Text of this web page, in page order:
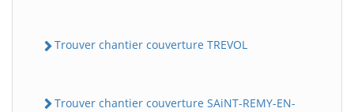
Trouver chantier couverture TREVOL
Trouver chantier couverture SAiNT-REMY-EN-